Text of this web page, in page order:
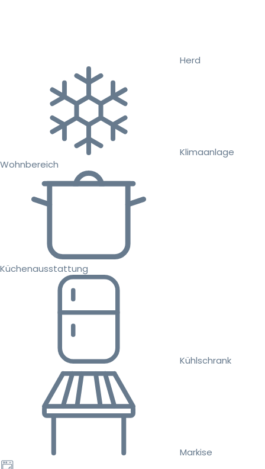
Herd
Klimaanlage
Wohnbereich
Küchenausstattung
Kühlschrank
Markise